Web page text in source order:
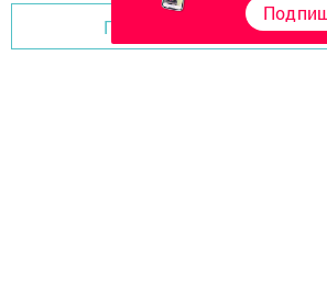
Перейти на страницу